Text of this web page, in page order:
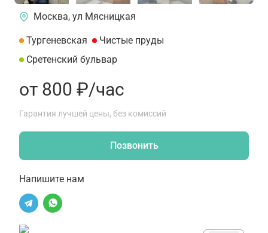
Москва, ул Мясницкая
Тургеневская
Чистые пруды
Сретенский бульвар
от 800 ₽/час
Гарантия лучшей цены, без комиссий
Позвонить
Напишите нам